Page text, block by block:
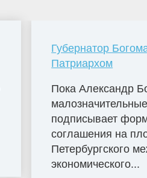
Губернатор
Патриархом
Пока Александр
подписывает
соглашения на
Петербургского
экономического...